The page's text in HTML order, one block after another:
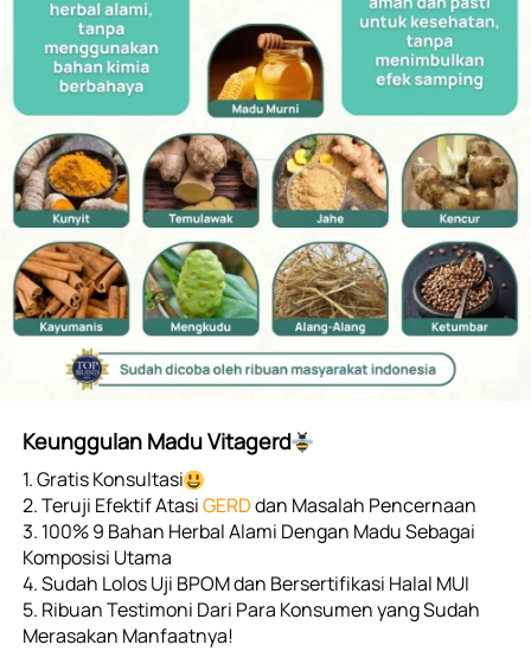
Keunggulan Madu Vitagerd
1. Gratis Konsultasi
2. Teruji Efektif Atasi GERD dan Masalah Pencernaan
3. 100% 9 Bahan Herbal Alami Dengan Madu Sebagai
Komposisi Utama
4. Sudah Lolos Uji BPOM dan Bersertifikasi Halal MUI
5. Ribuan Testimoni Dari Para Konsumen yang Sudah
Merasakan Manfaatnya!